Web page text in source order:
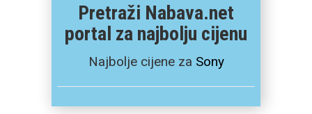
Pretraži Nabava.net
portal za najbolju cijenu
Najbolje cijene za Sony